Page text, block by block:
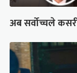
अब सर्वोच्चले